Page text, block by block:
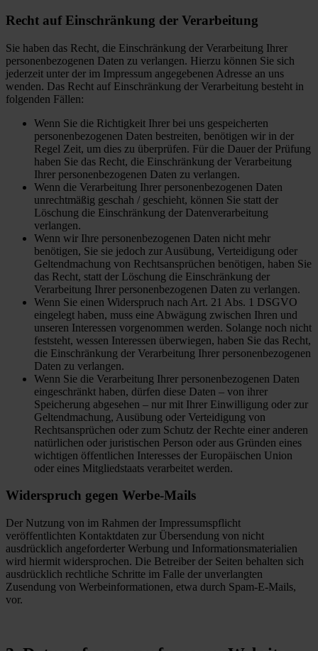
Recht auf Einschränkung der Verarbeitung
Sie haben das Recht, die Einschränkung der Verarbeitung Ihrer
personenbezogenen Daten zu verlangen. Hierzu können Sie sich
jederzeit unter der im Impressum angegebenen Adresse an uns
wenden. Das Recht auf Einschränkung der Verarbeitung besteht in
folgenden Fällen:
Wenn Sie die Richtigkeit Ihrer bei uns gespeicherten
personenbezogenen Daten bestreiten, benötigen wir in der
Regel Zeit, um dies zu überprüfen. Für die Dauer der Prüfung
haben Sie das Recht, die Einschränkung der Verarbeitung
Ihrer personenbezogenen Daten zu verlangen.
Wenn die Verarbeitung Ihrer personenbezogenen Daten
unrechtmäßig geschah / geschieht, können Sie statt der
Löschung die Einschränkung der Datenverarbeitung
verlangen.
Wenn wir Ihre personenbezogenen Daten nicht mehr
benötigen, Sie sie jedoch zur Ausübung, Verteidigung oder
Geltendmachung von Rechtsansprüchen benötigen, haben Sie
das Recht, statt der Löschung die Einschränkung der
Verarbeitung Ihrer personenbezogenen Daten zu verlangen.
Wenn Sie einen Widerspruch nach Art. 21 Abs. 1 DSGVO
eingelegt haben, muss eine Abwägung zwischen Ihren und
unseren Interessen vorgenommen werden. Solange noch nicht
feststeht, wessen Interessen überwiegen, haben Sie das Recht,
die Einschränkung der Verarbeitung Ihrer personenbezogenen
Daten zu verlangen.
Wenn Sie die Verarbeitung Ihrer personenbezogenen Daten
eingeschränkt haben, dürfen diese Daten – von ihrer
Speicherung abgesehen – nur mit Ihrer Einwilligung oder zur
Geltendmachung, Ausübung oder Verteidigung von
Rechtsansprüchen oder zum Schutz der Rechte einer anderen
natürlichen oder juristischen Person oder aus Gründen eines
wichtigen öffentlichen Interesses der Europäischen Union
oder eines Mitgliedstaats verarbeitet werden.
Widerspruch gegen Werbe-Mails
Der Nutzung von im Rahmen der Impressumspflicht
veröffentlichten Kontaktdaten zur Übersendung von nicht
ausdrücklich angeforderter Werbung und Informationsmaterialien
wird hiermit widersprochen. Die Betreiber der Seiten behalten sich
ausdrücklich rechtliche Schritte im Falle der unverlangten
Zusendung von Werbeinformationen, etwa durch Spam-E-Mails,
vor.